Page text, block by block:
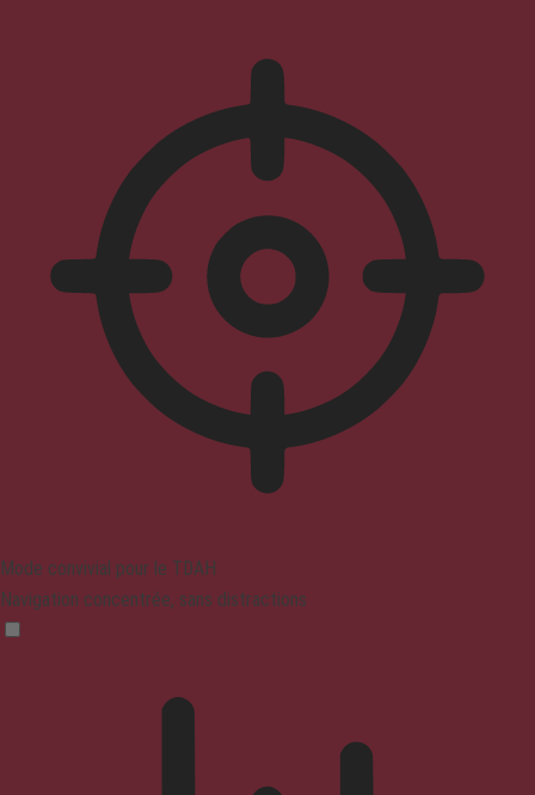
Mode convivial pour le TDAH
Navigation concentrée, sans distractions